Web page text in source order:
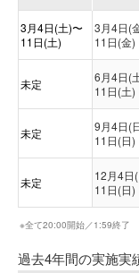
3月4日(土)〜
11日(土)
3月4日(
11日(金)
未定
6月4日(
11日(土)
未定
9月4日(
11日(日)
未定
12月4日
11日(日)
※全て20:00開始／1:59終了
過去4年間の実施実